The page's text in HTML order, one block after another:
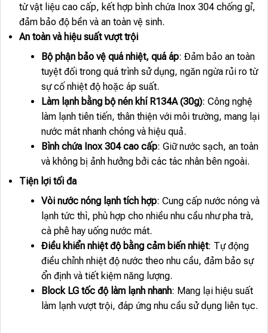
từ vật liệu cao cấp, kết hợp bình chứa Inox 304 chống gỉ,
đảm bảo độ bền và an toàn vệ sinh.
An toàn và hiệu suất vượt trội
Bộ phận bảo vệ quá nhiệt, quá áp: Đảm bảo an toàn
tuyệt đối trong quá trình sử dụng, ngăn ngừa rủi ro từ
sự cố nhiệt độ hoặc áp suất.
Làm lạnh bằng bộ nén khí R134A (30g): Công nghệ
làm lạnh tiên tiến, thân thiện với môi trường, mang lại
nước mát nhanh chóng và hiệu quả.
Bình chứa Inox 304 cao cấp: Giữ nước sạch, an toàn
và không bị ảnh hưởng bởi các tác nhân bên ngoài.
Tiện lợi tối đa
Vòi nước nóng lạnh tích hợp: Cung cấp nước nóng và
lạnh tức thì, phù hợp cho nhiều nhu cầu như pha trà,
cà phê hay uống nước mát.
Điều khiển nhiệt độ bằng cảm biến nhiệt: Tự động
điều chỉnh nhiệt độ nước theo nhu cầu, đảm bảo sự
ổn định và tiết kiệm năng lượng.
Block LG tốc độ làm lạnh nhanh: Mang lại hiệu suất
làm lạnh vượt trội, đáp ứng nhu cầu sử dụng liên tục.